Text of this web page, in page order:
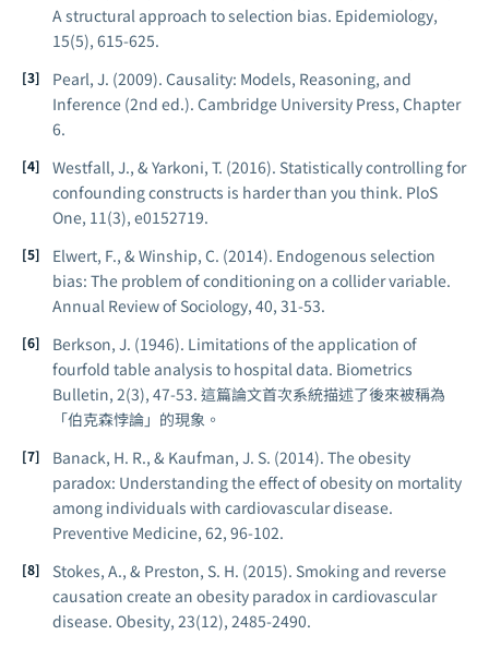
A structural approach to selection bias. Epidemiology,
15(5), 615-625.
Pearl, J. (2009). Causality: Models, Reasoning, and
Inference (2nd ed.). Cambridge University Press, Chapter
6.
Westfall, J., & Yarkoni, T. (2016). Statistically controlling for
confounding constructs is harder than you think. PloS
One, 11(3), e0152719.
Elwert, F., & Winship, C. (2014). Endogenous selection
bias: The problem of conditioning on a collider variable.
Annual Review of Sociology, 40, 31-53.
Berkson, J. (1946). Limitations of the application of
fourfold table analysis to hospital data. Biometrics
Bulletin, 2(3), 47-53. 這篇論文首次系統描述了後來被稱為
「伯克森悖論」的現象。
Banack, H. R., & Kaufman, J. S. (2014). The obesity
paradox: Understanding the effect of obesity on mortality
among individuals with cardiovascular disease.
Preventive Medicine, 62, 96-102.
Stokes, A., & Preston, S. H. (2015). Smoking and reverse
causation create an obesity paradox in cardiovascular
disease. Obesity, 23(12), 2485-2490.